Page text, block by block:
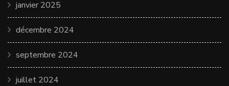
janvier 2025
décembre 2024
septembre 2024
juillet 2024